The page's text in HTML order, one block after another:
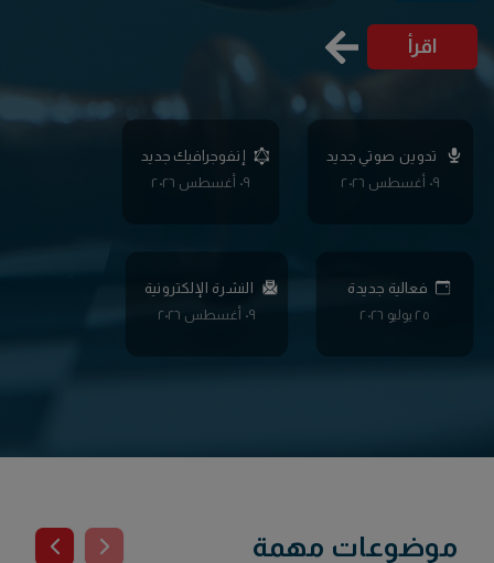
اقرأ
تدوين صوتي جديد
٠٩ أغسطس ٢٠٢٦
إنفوجرافيك جديد
٠٩ أغسطس ٢٠٢٦
فعالية جديدة
٢٥ يوليو ٢٠٢٦
النشرة الإلكترونية
٠٩ أغسطس ٢٠٢٦
موضوعات مهمة